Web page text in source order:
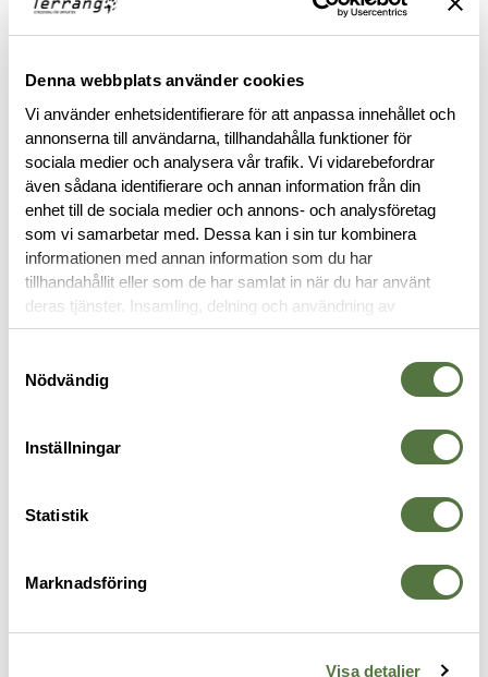
Denna webbplats använder cookies
Vi använder enhetsidentifierare för att anpassa innehållet och
annonserna till användarna, tillhandahålla funktioner för
sociala medier och analysera vår trafik. Vi vidarebefordrar
även sådana identifierare och annan information från din
enhet till de sociala medier och annons- och analysföretag
som vi samarbetar med. Dessa kan i sin tur kombinera
informationen med annan information som du har
tillhandahållit eller som de har samlat in när du har använt
deras tjänster. Insamling, delning och användning av
personuppgifter kan användas för personalisering av
Nödvändig
Inställningar
Statistik
Marknadsföring
Visa detaljer
BESKRIVNING
RECENSIONER
OM VARUMÄRKET
CYALUME TECHNOLOGIES BLUE FORCE GEAR
Belt Mounted TSP Hanging